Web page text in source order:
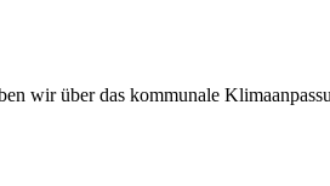
wir über das kommunale